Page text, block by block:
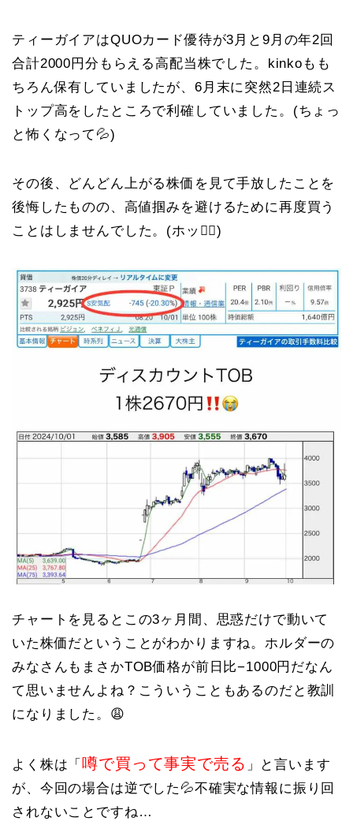
ティーガイアはQUOカード優待が3月と9月の年2回
合計2000円分もらえる高配当株でした。kinkoもも
ちろん保有していましたが、6月末に突然2日連続ス
トップ高をしたところで利確していました。(ちょっ
と怖くなって💦)
その後、どんどん上がる株価を見て手放したことを
後悔したものの、高値掴みを避けるために再度買う
ことはしませんでした。(ホッ😮‍💨)
チャートを見るとこの3ヶ月間、思惑だけで動いて
いた株価だということがわかりますね。ホルダーの
みなさんもまさかTOB価格が前日比−1000円だなん
て思いませんよね？こういうこともあるのだと教訓
になりました。😩
よく株は「噂で買って事実で売る 」と言います
が、今回の場合は逆でした💦不確実な情報に振り回
されないことですね…